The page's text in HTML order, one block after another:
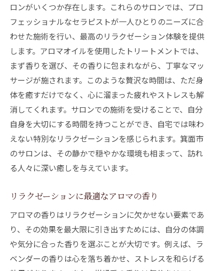
アロマと呼吸法で心を落ち着ける
箕面市でのアロマ体験がもたらす効果
アロマオイルがもたらす深いリラクゼーション
効果
知っておきたいアロマオイルの基礎知識
箕面市で話題のアロマオイルセラピー
アロマオイル選びで気をつけるポイント
アロマオイルを使ったセルフマッサージの
効果
リラクゼーションに最適なアロマオイルの
ーション
箕面市で体験する優雅なアロマリラクゼーショ
ンのひととき
特別な日に訪れたい箕面市のアロマスポッ
ロンがいくつか存在します。これらのサロンでは、プロ
フェッショナルなセラピストが一人ひとりのニーズに合
わせた施術を行い、最高のリラクゼーション体験を提供
します。アロマオイルを使用したトリートメントでは、
まず香りを選び、その香りに包まれながら、丁寧なマッ
サージが施されます。このような贅沢な時間は、ただ身
体を癒すだけでなく、心に溜まった疲れやストレスも解
消してくれます。サロンでの施術を受けることで、自分
自身を大切にする時間を持つことができ、自宅では味わ
えない特別なリラクゼーションを感じられます。箕面市
のサロンは、その静かで穏やかな環境も相まって、訪れ
る人々に深い癒しを与えています。
リラクゼーションに最適なアロマの香り
アロマの香りはリラクゼーションに欠かせない要素であ
り、その効果を最大限に引き出すためには、自分の体調
や気分に合った香りを選ぶことが大切です。例えば、ラ
ベンダーの香りは心を落ち着かせ、ストレスを和らげる